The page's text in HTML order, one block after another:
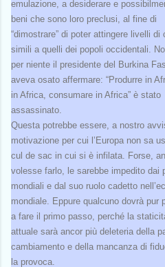
emulazione, a desiderare e
beni che sono loro preclusi, al fine di
“dimostrare” di poter attingere livelli di
simili a quelli dei popoli occidentali.
per niente il presidente del Burkina
aveva osato affermare: “Produrre in
in Africa, consumare in Africa” è stato
assassinato.
Questa potrebbe essere, a nostro
motivazione per cui l’Europa non sa
cul de sac in cui si è infilata. Forse,
volesse farlo, le sarebbe impedito dai
mondiali e dal suo ruolo cadetto
mondiale. Eppure qualcuno dovrà pur
a fare il primo passo, perché la
attuale sarà ancor più deleteria della
cambiamento e della mancanza di
la provoca.